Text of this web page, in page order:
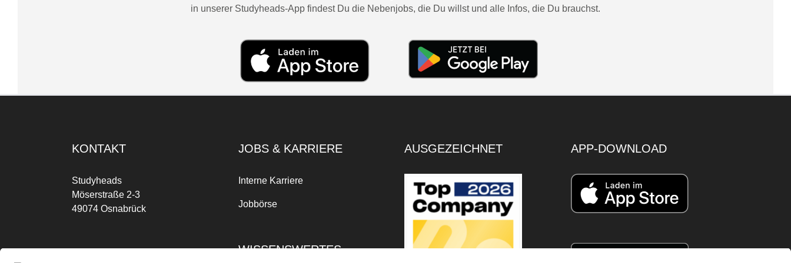
in unserer Studyheads-App findest Du die Nebenjobs, die Du willst und alle Infos, die Du brauchst.
KONTAKT
Studyheads
Möserstraße 2-3
49074 Osnabrück
JOBS & KARRIERE
Interne Karriere
Jobbörse
WISSENSWERTES
AUSGEZEICHNET APP-DOWNLOAD